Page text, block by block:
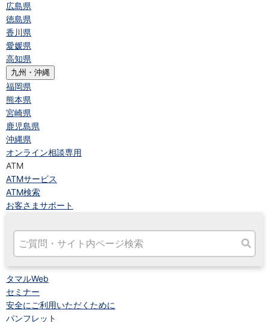
広島県
徳島県
香川県
愛媛県
高知県
九州・沖縄
福岡県
熊本県
宮崎県
鹿児島県
沖縄県
オンライン相談専用
ATM
ATMサービス
ATM検索
お客さまサポート
タマルWeb
セミナー
安全にご利用いただくために
パンフレット